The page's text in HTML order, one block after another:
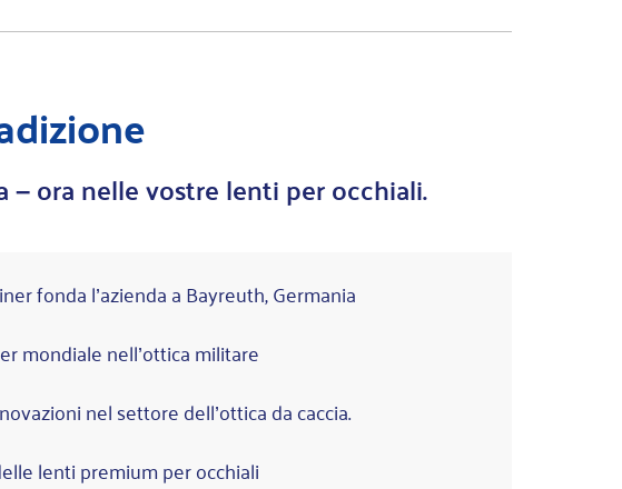
– ora nelle vostre lenti per occhiali.
fonda l’azienda a Bayreuth, Germania
mondiale nell’ottica militare
nel settore dell’ottica da caccia.
lenti premium per occhiali